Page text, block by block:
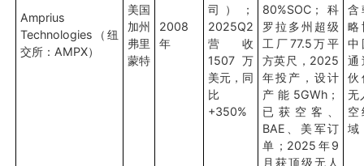
Amprius
Technologies（纽
交所：AMPX）
美国
加州
弗里
蒙特
2008
年
司）；
2025Q2
营收
1507万
美元，同
比
+350%
80%SOC；科
罗拉多州超级
工厂77.5万平
方英尺，2025
年投产，设计
产能5GWh；
已获空客、
BAE、美军订
单；2025年9
月获顶级无人
含
略
中
通
伙
无
域